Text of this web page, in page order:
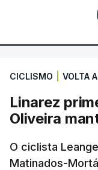
CICLISMO VOLTA
Linarez
Oliveira
O ciclista
Matinados-